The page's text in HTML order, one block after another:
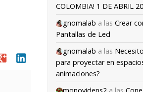
linkedin
COLOMBIA! 1 DE ABRIL
gnomalab a las Crear
Pantallas de Led
gnomalab a las
para proyectar en
animaciones?